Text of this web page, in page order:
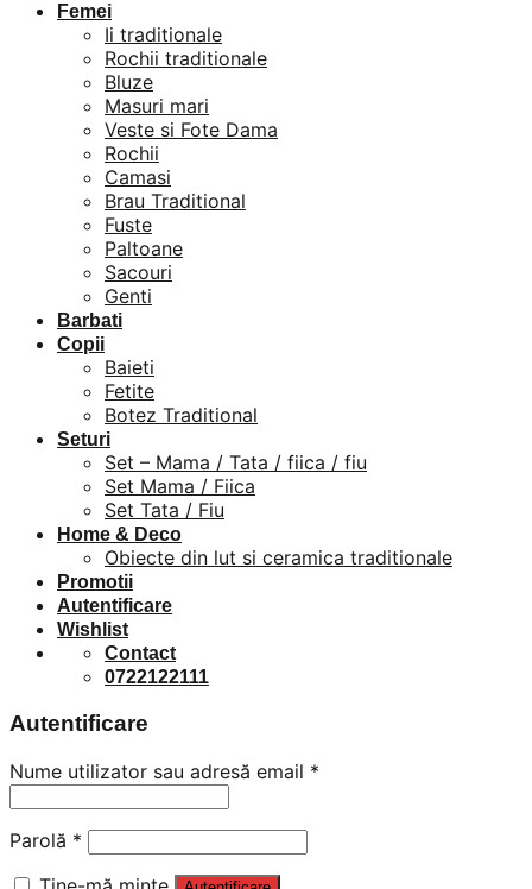
Femei
Ii traditionale
Rochii traditionale
Bluze
Masuri mari
Veste si Fote Dama
Rochii
Camasi
Brau Traditional
Fuste
Paltoane
Sacouri
Genti
Barbati
Copii
Baieti
Fetite
Botez Traditional
Seturi
Set – Mama / Tata / fiica / fiu
Set Mama / Fiica
Set Tata / Fiu
Home & Deco
Obiecte din lut si ceramica traditionale
Promotii
Autentificare
Wishlist
Contact
0722122111
Autentificare
Nume utilizator sau adresă email *
Parolă *